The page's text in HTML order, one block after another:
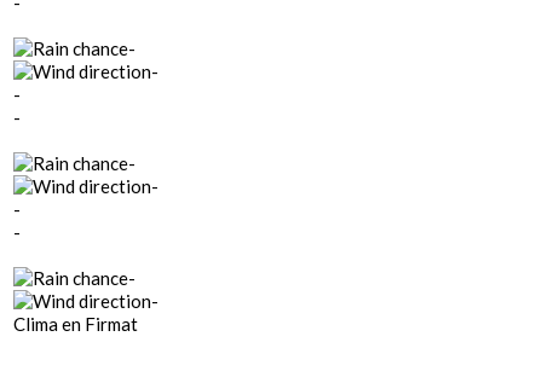
-
-
-
-
-
-
-
-
-
-
Clima en Firmat